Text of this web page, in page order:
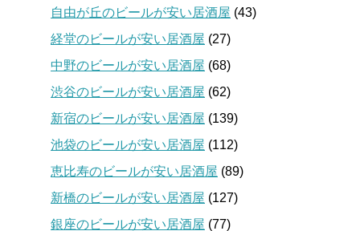
自由が丘のビールが安い居酒屋 (43)
経堂のビールが安い居酒屋 (27)
中野のビールが安い居酒屋 (68)
渋谷のビールが安い居酒屋 (62)
新宿のビールが安い居酒屋 (139)
池袋のビールが安い居酒屋 (112)
恵比寿のビールが安い居酒屋 (89)
新橋のビールが安い居酒屋 (127)
銀座のビールが安い居酒屋 (77)